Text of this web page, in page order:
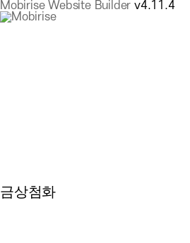
Mobirise Website Builder v4.11.4
금상첨화